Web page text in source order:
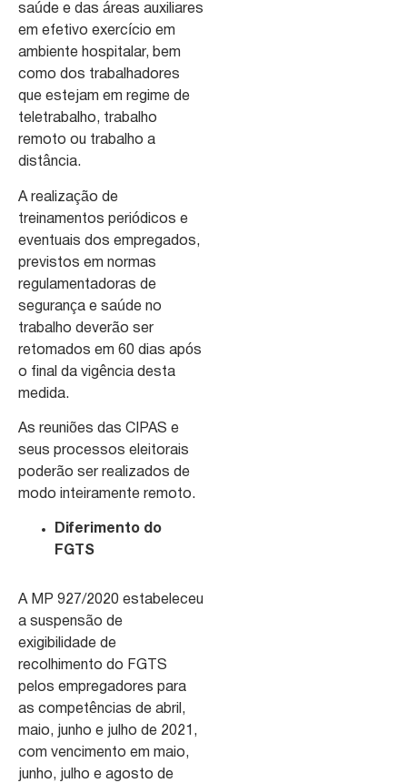
saúde e das áreas auxiliares
em efetivo exercício em
ambiente hospitalar, bem
como dos trabalhadores
que estejam em regime de
teletrabalho, trabalho
remoto ou trabalho a
distância.
A realização de
treinamentos periódicos e
eventuais dos empregados,
previstos em normas
regulamentadoras de
segurança e saúde no
trabalho deverão ser
retomados em 60 dias após
o final da vigência desta
medida.
As reuniões das CIPAS e
seus processos eleitorais
poderão ser realizados de
modo inteiramente remoto.
Diferimento do
FGTS
A MP 927/2020 estabeleceu
a suspensão de
exigibilidade de
recolhimento do FGTS
pelos empregadores para
as competências de abril,
maio, junho e julho de 2021,
com vencimento em maio,
junho, julho e agosto de